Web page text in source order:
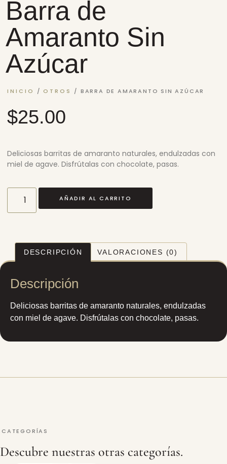
Barra de
Amaranto Sin
Azúcar
INICIO /OTROS / BARRA DE AMARANTO SIN AZÚCAR
$25.00
Deliciosas barritas de amaranto naturales, endulzadas con
miel de agave. Disfrútalas con chocolate, pasas.
AÑADIR AL CARRITO
DESCRIPCIÓN VALORACIONES (0)
Descripción
Deliciosas barritas de amaranto naturales, endulzadas
con miel de agave. Disfrútalas con chocolate, pasas.
CATEGORÍAS
Descubre nuestras otras categorías.